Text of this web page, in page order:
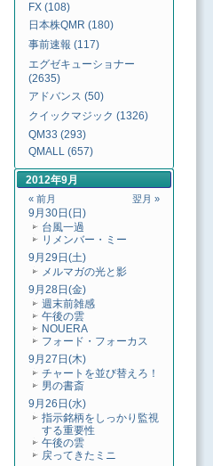
FX (108)
日本株QMR (180)
事前速報 (117)
エグゼキューショナー
(2635)
アドバンス (50)
クイックマジック (1326)
QM33 (293)
QMALL (657)
2012年9月
« 前月 翌月 »
9月30日(日)
台風一過
リメンバー・ミー
9月29日(土)
メルマガの光と影
9月28日(金)
週末前雑感
午後の雲
NOUERA
フォード・フォーカス
9月27日(木)
チャートを並び替えろ！
男の書斎
9月26日(水)
指示銘柄をしっかり監視
する重要性
午後の雲
戻ってきたミニ